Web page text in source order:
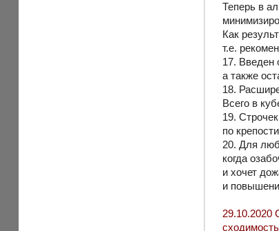
Теперь в
Как
т.е.
17. Введен
а также
18.
Всего в
19.
по
20. Для
когда
и хочет
и
29.10.2020